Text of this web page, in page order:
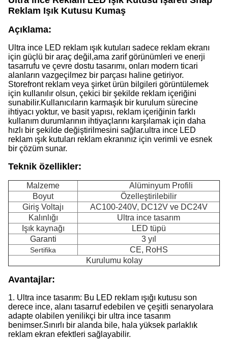
Reklam Işık Kutusu Kumaş
Açıklama:
Ultra ince LED reklam ışık kutuları sadece reklam ekranı
için güçlü bir araç değil,ama zarif görünümleri ve enerji
tasarrufu ve çevre dostu tasarımı, onları modern ticari
alanların vazgeçilmez bir parçası haline getiriyor.
Storefront reklam veya şirket ürün bilgileri görüntülemek
için kullanılır olsun, çekici bir şekilde reklam içeriğini
sunabilir.Kullanıcıların karmaşık bir kurulum sürecine
ihtiyacı yoktur, ve basit yapısı, reklam içeriğinin farklı
kullanım durumlarının ihtiyaçlarını karşılamak için daha
hızlı bir şekilde değiştirilmesini sağlar.ultra ince LED
reklam ışık kutuları reklam ekranınız için verimli ve esnek
bir çözüm sunar.
Teknik özellikler:
Malzeme
Alüminyum Profili
Boyut
Özelleştirilebilir
Giriş Voltajı
AC100-240V, DC12V ve DC24V
Kalınlığı
Ultra ince tasarım
Işık kaynağı
LED tüpü
Garanti
3 yıl
Sertifika
CE, RoHS
Kurulumu kolay
Avantajlar:
1. Ultra ince tasarım: Bu LED reklam ışığı kutusu son
derece ince, alanı tasarruf edebilen ve çeşitli senaryolara
adapte olabilen yenilikçi bir ultra ince tasarım
benimser.Sınırlı bir alanda bile, hala yüksek parlaklık
reklam ekran efektleri sağlayabilir.